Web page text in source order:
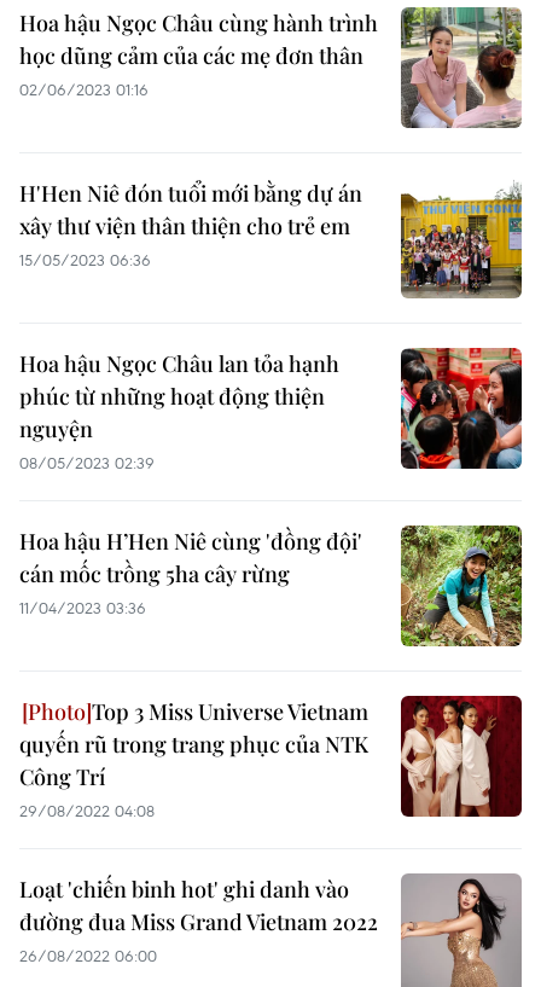
Hoa hậu Ngọc Châu cùng hành trình
học dũng cảm của các mẹ đơn thân
02/06/2023 01:16
H'Hen Niê đón tuổi mới bằng dự án
xây thư viện thân thiện cho trẻ em
15/05/2023 06:36
Hoa hậu Ngọc Châu lan tỏa hạnh
phúc từ những hoạt động thiện
nguyện
08/05/2023 02:39
Hoa hậu H’Hen Niê cùng 'đồng đội'
cán mốc trồng 5ha cây rừng
11/04/2023 03:36
Top 3 Miss Universe Vietnam
quyến rũ trong trang phục của NTK
Công Trí
29/08/2022 04:08
Loạt 'chiến binh hot' ghi danh vào
đường đua Miss Grand Vietnam 2022
26/08/2022 06:00